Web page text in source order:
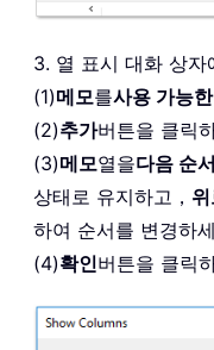
3. 열 표시 대화 상자
(1)메모를사용 가능
(2)추가버튼을 클릭
(3)메모열을다음 순
상태로 유지하고，
하여 순서를 변경하세
(4)확인버튼을 클릭